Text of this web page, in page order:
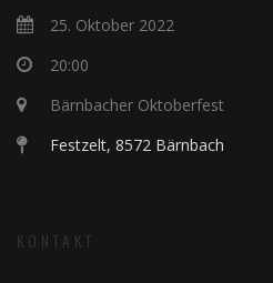
25. Oktober 2022
20:00
Bärnbacher Oktoberfest
Festzelt, 8572 Bärnbach
KONTAKT